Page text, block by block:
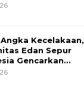
Kecelakaan,
Edan Sepur
Gencarkan…